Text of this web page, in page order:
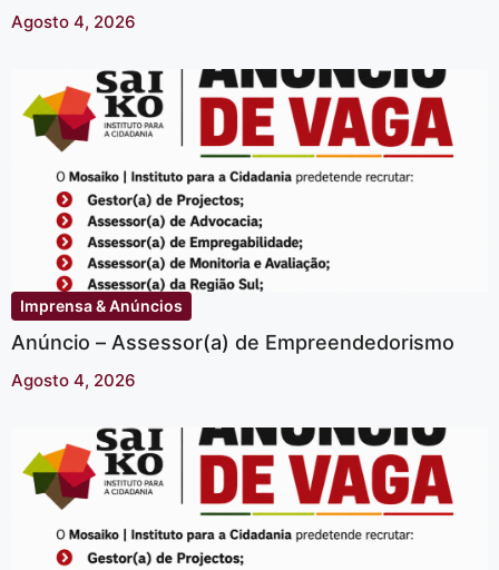
Agosto 4, 2026
Imprensa & Anúncios
Anúncio – Assessor(a) de Empreendedorismo
Agosto 4, 2026